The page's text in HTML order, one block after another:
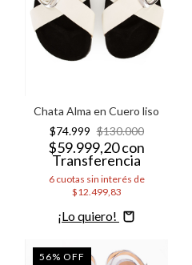
Chata Alma en Cuero liso
$74.999 $130.000
$59.999,20con
Transferencia
6 cuotas sin interés de
$12.499,83
Comprar
56% OFF